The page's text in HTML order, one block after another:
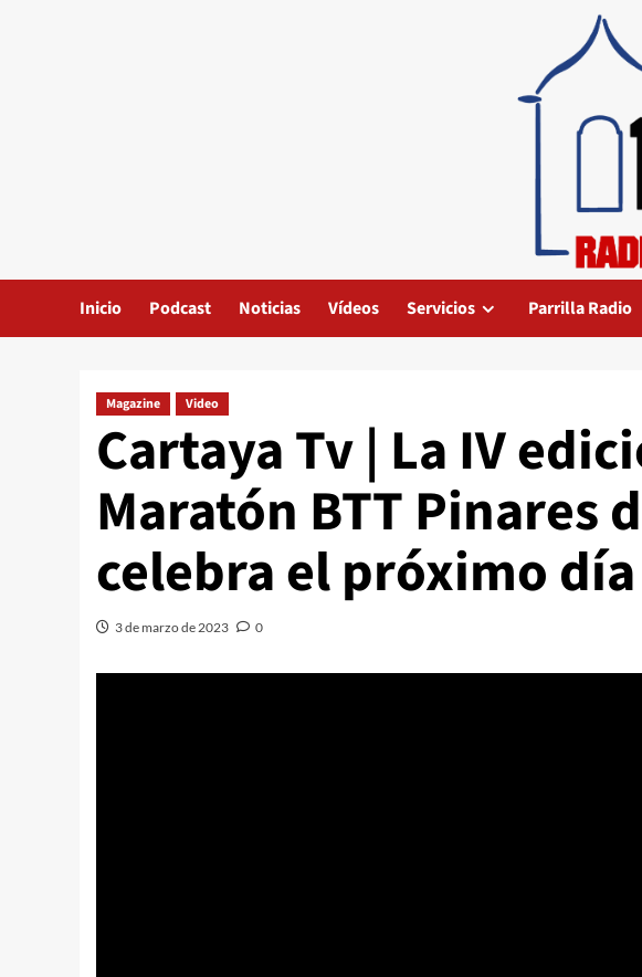
Inicio Podcast Noticias Vídeos Servicios Parrilla Radio
Magazine Video
Cartaya Tv | La IV
Maratón BTT Pinares
celebra el próximo
3 de marzo de 2023 0